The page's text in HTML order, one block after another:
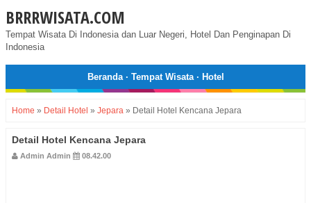
BRRRWISATA.COM
Tempat Wisata Di Indonesia dan Luar Negeri, Hotel Dan Penginapan Di
Indonesia
Beranda· Tempat Wisata· Hotel
Home » Detail Hotel » Jepara » Detail Hotel Kencana Jepara
Detail Hotel Kencana Jepara
Admin Admin 08.42.00